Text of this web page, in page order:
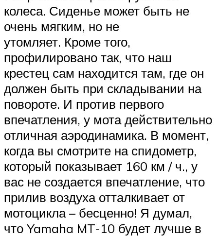
колеса. Сиденье может быть не
очень мягким, но не
утомляет. Кроме того,
профилировано так, что наш
крестец сам находится там, где он
должен быть при складывании на
повороте. И против первого
впечатления, у мота действительно
отличная аэродинамика. В момент,
когда вы смотрите на спидометр,
который показывает 160 км / ч., у
вас не создается впечатление, что
прилив воздуха отталкивает от
мотоцикла – бесценно! Я думал,
что Yamaha MT-10 будет лучше в